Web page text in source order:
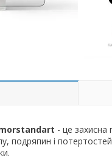
- це захисна
подряпин і